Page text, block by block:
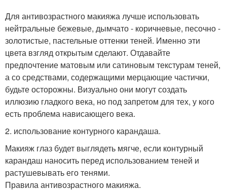
Для антивозрастного макияжа лучше использовать
нейтральные бежевые, дымчато - коричневые, песочно -
золотистые, пастельные оттенки теней. Именно эти
цвета взгляд открытым сделают. Отдавайте
предпочтение матовым или сатиновым текстурам теней,
а со средствами, содержащими мерцающие частички,
будьте осторожны. Визуально они могут создать
иллюзию гладкого века, но под запретом для тех, у кого
есть проблема нависающего века.
2. использование контурного карандаша.
Макияж глаз будет выглядеть мягче, если контурный
карандаш наносить перед использованием теней и
растушевывать его тенями.
Правила антивозрастного макияжа.